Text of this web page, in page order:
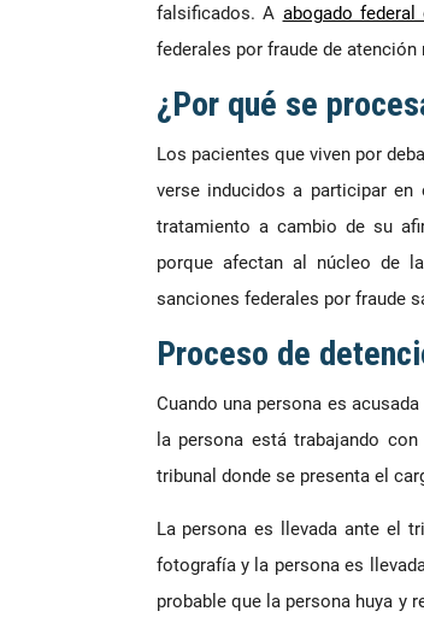
falsificados. A abogado
federales por fraude de atención
¿Por qué se
Los pacientes que viven por
verse inducidos a participar en
tratamiento a cambio de su
porque afectan al núcleo de
sanciones federales por fraude
Proceso de
Cuando una persona es
la persona está trabajando
tribunal donde se presenta el
La persona es llevada ante el
fotografía y la persona es
probable que la persona huya y